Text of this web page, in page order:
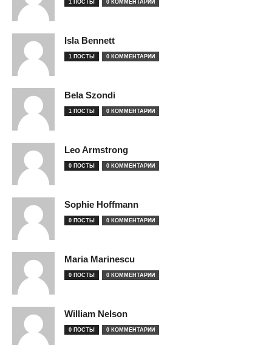
1 ПОСТЫ 0 КОММЕНТАРИИ
Isla Bennett
1 ПОСТЫ 0 КОММЕНТАРИИ
Bela Szondi
1 ПОСТЫ 0 КОММЕНТАРИИ
Leo Armstrong
0 ПОСТЫ 0 КОММЕНТАРИИ
Sophie Hoffmann
0 ПОСТЫ 0 КОММЕНТАРИИ
Maria Marinescu
0 ПОСТЫ 0 КОММЕНТАРИИ
William Nelson
0 ПОСТЫ 0 КОММЕНТАРИИ